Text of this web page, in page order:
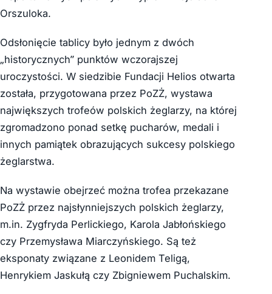
Orszuloka.
Odsłonięcie tablicy było jednym z dwóch
„historycznych” punktów wczorajszej
uroczystości. W siedzibie Fundacji Helios otwarta
została, przygotowana przez PoZŻ, wystawa
największych trofeów polskich żeglarzy, na której
zgromadzono ponad setkę pucharów, medali i
innych pamiątek obrazujących sukcesy polskiego
żeglarstwa.
Na wystawie obejrzeć można trofea przekazane
PoZŻ przez najsłynniejszych polskich żeglarzy,
m.in. Zygfryda Perlickiego, Karola Jabłońskiego
czy Przemysława Miarczyńskiego. Są też
eksponaty związane z Leonidem Teligą,
Henrykiem Jaskułą czy Zbigniewem Puchalskim.